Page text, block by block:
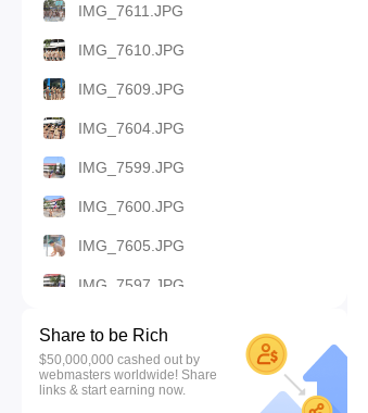
IMG_7611.JPG
IMG_7610.JPG
IMG_7609.JPG
IMG_7604.JPG
IMG_7599.JPG
IMG_7600.JPG
IMG_7605.JPG
IMG_7597.JPG
IMG_7598.JPG
IMG_7589.JPG
Share to be Rich
$50,000,000 cashed out by
webmasters worldwide! Share
links & start earning now.